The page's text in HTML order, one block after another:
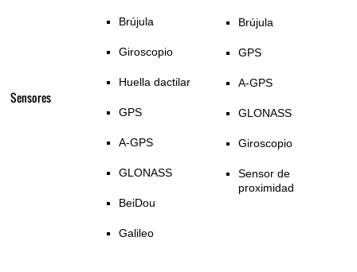
Sensores
Brújula
Giroscopio
Huella dactilar
GPS
A-GPS
GLONASS
BeiDou
Galileo
Brújula
GPS
A-GPS
GLONASS
Giroscopio
Sensor de
proximidad